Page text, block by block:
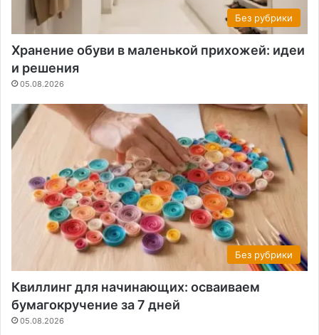
Без рубрики
Хранение обуви в маленькой прихожей: идеи
и решения
05.08.2026
Без рубрики
Квиллинг для начинающих: осваиваем
бумагокручение за 7 дней
05.08.2026